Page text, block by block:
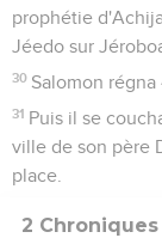
prophétie
Jéedo sur
30 Salomon régna
31 Puis il se
ville de son père
place.
2 Chroniques